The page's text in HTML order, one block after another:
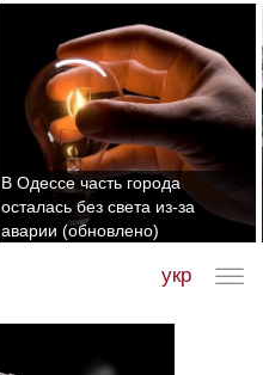
В Одессе часть города
осталась без света из-за
аварии (обновлено)
укр